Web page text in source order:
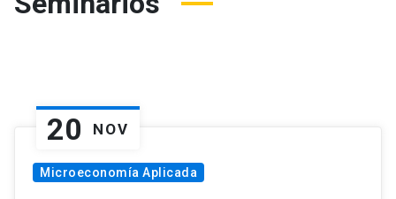
20 NOV
Microeconomía Aplicada